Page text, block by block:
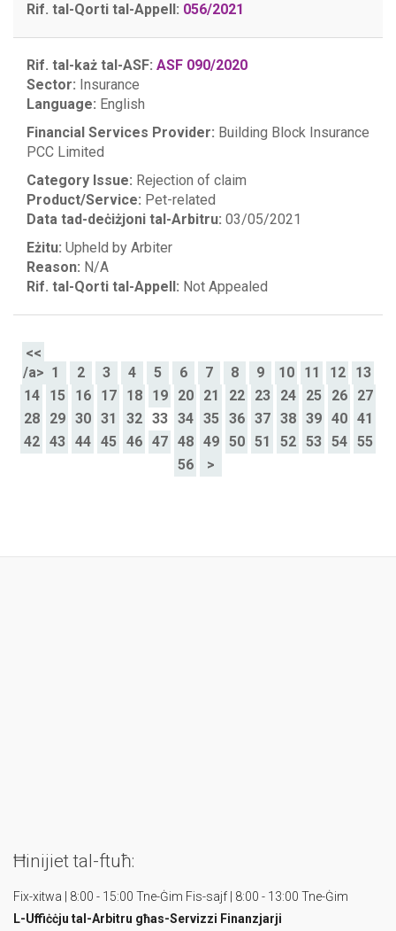
Rif. tal-Qorti tal-Appell: 056/2021
Rif. tal-każ tal-ASF: ASF 090/2020
Sector: Insurance
Language: English
Financial Services Provider: Building Block Insurance
PCC Limited
Category Issue: Rejection of claim
Product/Service: Pet-related
Data tad-deċiżjoni tal-Arbitru: 03/05/2021
Eżitu: Upheld by Arbiter
Reason: N/A
Rif. tal-Qorti tal-Appell: Not Appealed
<<
/a> 1 2 3 4 5 6 7 8 9 10 11 12
13
14
15 16 17 18 19 20 21 22 23 24 25 26
27
28
29 30 31 32 33 34 35 36 37 38 39 40
41
42
43 44 45 46 47 48 49 50 51 52 53 54
55
56
>
Ħinijiet tal-ftuħ:
Fix-xitwa | 8:00 - 15:00 Tne-Ġim Fis-sajf | 8:00 - 13:00 Tne-Ġim
L-Uffiċċju tal-Arbitru għas-Servizzi Finanzjarji